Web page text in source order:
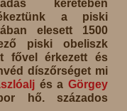
keretében
a piski
elesett 1500
piski obeliszk
fővel érkezett és
díszőrséget mi
és aGörgey
hő. százados